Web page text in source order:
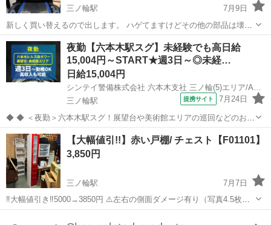
三ノ輪駅
7月9日
新しく買い替えるので出します。 ハゲてますけどその他の部品は壊れ
ていないです。 ハゲを気にしなければ問題なく使えます。 【希望取引
日時】7月12日 13時〜 取りに来れる方でお願いします ドタキャンし
ない方、中古品のた...
東京 台東区 三ノ輪駅 家具
夜勤【六本木駅スグ】未経験でも高日給
15,004円～START★週3日～◎未経…
日給15,004円
シンテイ警備株式会社 六本木支社 三ノ輪(5)エリア/A3203200117
三ノ輪駅
提携サイト 7月24日
◆ ◆ ＜夜勤＞六本木駅スグ！展望台や美術館エリアの巡回などのお仕
事をお任せ！ 21時スタートの夜勤だから 接客対応もなくストレスフリ
ー♪ 基本的に屋内勤務だから 天候に左右されず勤務することも可能！
＼未経験スタート...
東京 台東区 三ノ輪駅 警備員
【大幅値引!!】赤い戸棚/ チェスト【F01101】
3,850円
三ノ輪駅
7月7日
‼️大幅値引き‼️5000→3850円 ⚠️左右の側面ダメージ有り（写真4.5枚
目） ■■■ご購入・ご来店される前に■■■ お電話でのお問い合わせの際